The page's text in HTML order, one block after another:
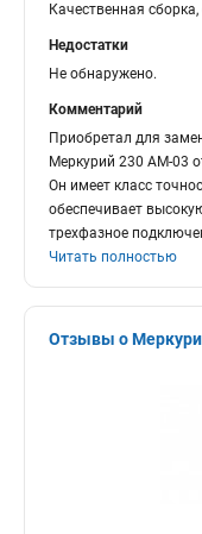
Качественная
Недостатки
Не обнаружено.
Комментарий
Приобретал для
Меркурий 230 АМ-03
Он имеет класс
обеспечивает
трехфазное
Читать полностью
Отзывы о